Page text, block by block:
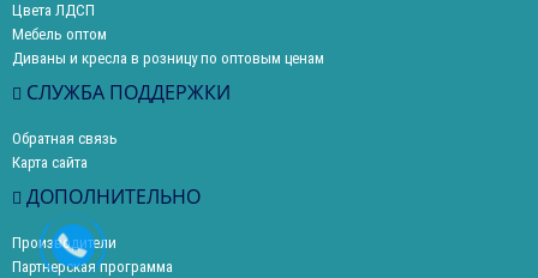
Цвета ЛДСП
Мебель оптом
Диваны и кресла в розницу по оптовым ценам
СЛУЖБА ПОДДЕРЖКИ
Обратная связь
Карта сайта
ДОПОЛНИТЕЛЬНО
Производители
Партнерская программа